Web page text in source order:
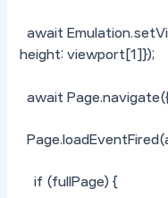
await
height: viewport[1]});
await
if (fullPage) {